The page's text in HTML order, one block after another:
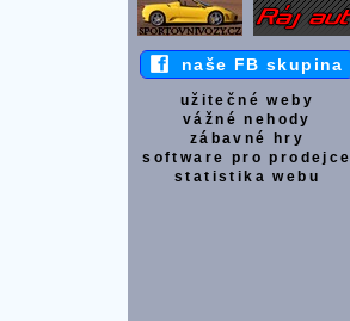
naše FB skupina
užitečné weby
vážné nehody
zábavné hry
software pro prodejce
statistika webu